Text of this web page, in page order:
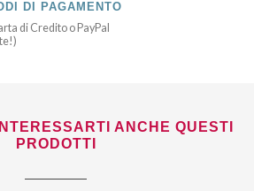
DI PAGAMENTO
di Credito o PayPal
ANCHE QUESTI
PRODOTTI